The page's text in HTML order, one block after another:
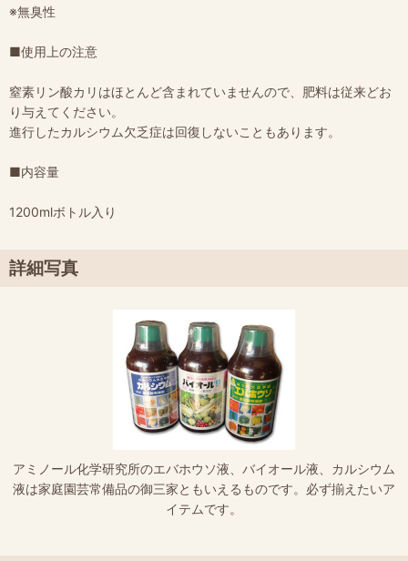
※無臭性
■使用上の注意
窒素リン酸カリはほとんど含まれていませんので、肥料は従来どお
り与えてください。
進行したカルシウム欠乏症は回復しないこともあります。
■内容量
1200mlボトル入り
詳細写真
アミノール化学研究所のエバホウソ液、バイオール液、カルシウム
液は家庭園芸常備品の御三家ともいえるものです。必ず揃えたいア
イテムです。